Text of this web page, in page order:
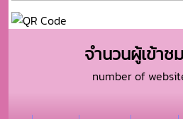
จำนวนผู้เข้าช
number of